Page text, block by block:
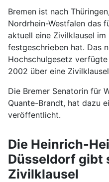
Bremen ist nach
Nordrhein-Westfalen das
aktuell eine Zivilklausel
festgeschrieben hat. Das
Hochschulgesetz
2002 über eine
Die Bremer Senatorin für
Quante-Brandt, hat dazu
veröffentlicht.
Die Heinrich-
Düsseldorf gibt
Zivilklausel